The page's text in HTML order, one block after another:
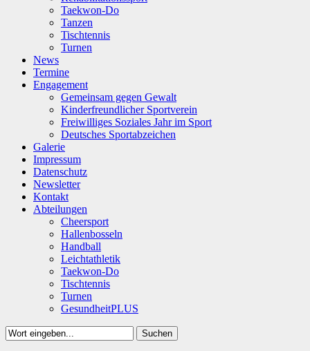
Taekwon-Do
Tanzen
Tischtennis
Turnen
News
Termine
Engagement
Gemeinsam gegen Gewalt
Kinderfreundlicher Sportverein
Freiwilliges Soziales Jahr im Sport
Deutsches Sportabzeichen
Galerie
Impressum
Datenschutz
Newsletter
Kontakt
Abteilungen
Cheersport
Hallenbosseln
Handball
Leichtathletik
Taekwon-Do
Tischtennis
Turnen
GesundheitPLUS
Suchen